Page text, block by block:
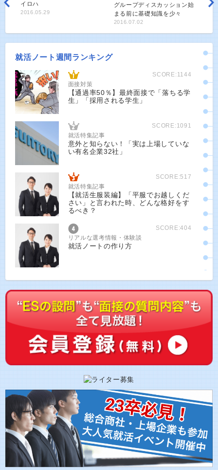
イロハ
2016.05.29
グループディスカッション始
まる前に基礎知識を少々
2016.07.02
就活ノート週間ランキング
SCORE:1144
面接対策
【通過率50％】最終面接で「落ちる学
生」「採用される学生」
SCORE:1091
就活特集記事
意外と知らない！「実は上場していな
い有名企業32社」
SCORE:517
就活特集記事
【就活生服装編】「平服でお越しくだ
さい」と言われた時、どんな格好をす
るべき？
SCORE:404
リアルな選考情報・体験談
就活ノートの作り方